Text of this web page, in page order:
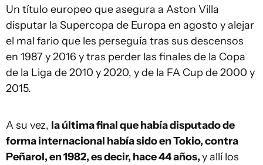
Un título europeo que asegura a Aston Villa
disputar la Supercopa de Europa en agosto y alejar
el mal fario que les perseguía tras sus descensos
en 1987 y 2016 y tras perder las finales de la Copa
de la Liga de 2010 y 2020, y de la FA Cup de 2000 y
2015.
A su vez, la última final que había disputado de
forma internacional había sido en Tokio, contra
Peñarol, en 1982, es decir, hace 44 años,y allí los